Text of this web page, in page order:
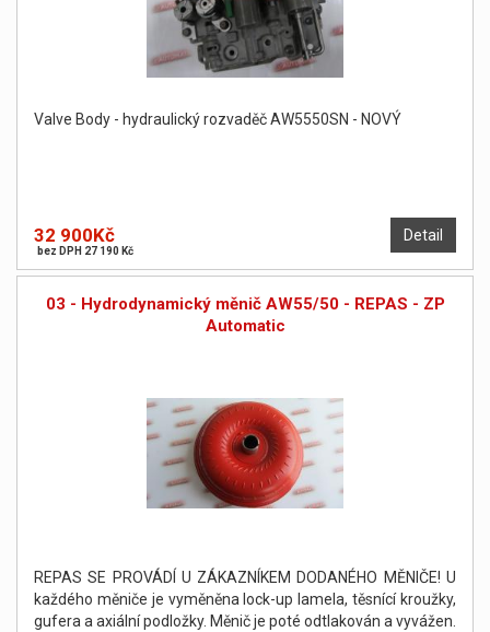
Valve Body - hydraulický rozvaděč AW5550SN - NOVÝ
Detail
32 900Kč
bez DPH 27 190 Kč
03 - Hydrodynamický měnič AW55/50 - REPAS - ZP
Automatic
REPAS SE PROVÁDÍ U ZÁKAZNÍKEM DODANÉHO MĚNIČE! U
každého měniče je vyměněna lock-up lamela, těsnící kroužky,
gufera a axiální podložky. Měnič je poté odtlakován a vyvážen.